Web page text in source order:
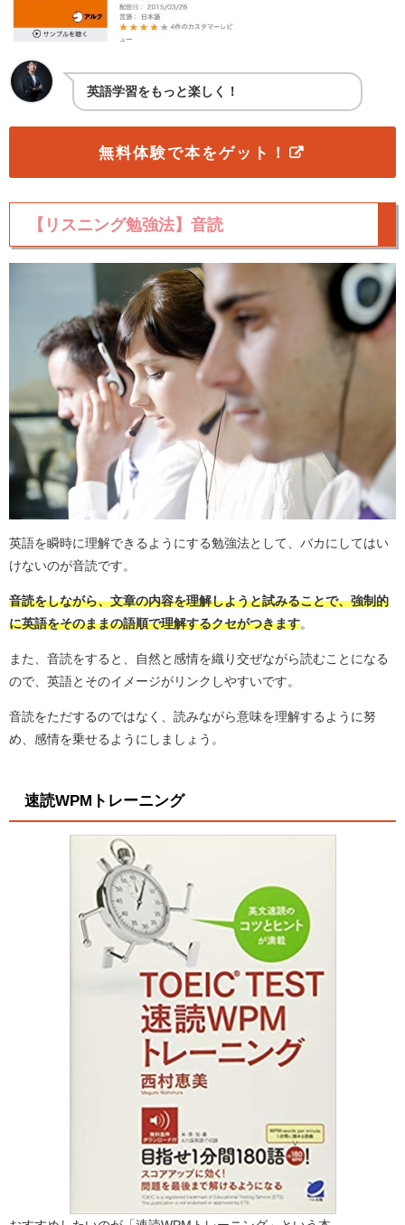
英語学習をもっと楽しく！
無料体験で本をゲット！
【リスニング勉強法】音読
英語を瞬時に理解できるようにする勉強法として、バカにしてはい
けないのが音読です。
音読をしながら、文章の内容を理解しようと試みることで、強制的
に英語をそのままの語順で理解するクセがつきます。
また、音読をすると、自然と感情を織り交ぜながら読むことになる
ので、英語とそのイメージがリンクしやすいです。
音読をただするのではなく、読みながら意味を理解するように努
め、感情を乗せるようにしましょう。
速読WPMトレーニング